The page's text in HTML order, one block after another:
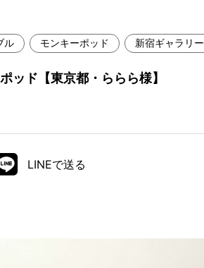
直営店
青山プレミアムギャラリー
【アウトレット取扱店】
アウトレット神戸店
ル モンキーポッド 新宿ギャラリー
ッド【東京都・ららら様】
LINEで送る